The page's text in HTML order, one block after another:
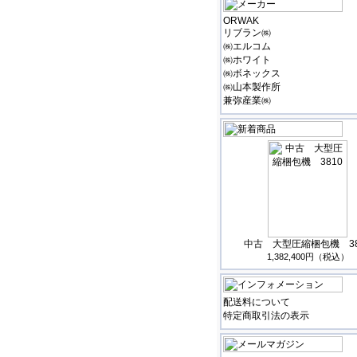
ORWAK
リブラン㈱
㈱エルコム
㈱ホワイト
㈱ボネックス
㈱山本製作所
兼弥産業㈱
中古 大型圧縮梱包機
1,382,400円（税込）
配送料について
特定商取引法の表示